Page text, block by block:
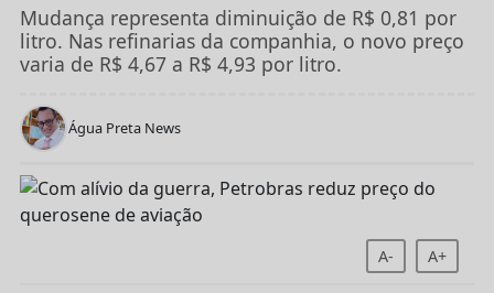
FECHAR
Mudança representa diminuição de R$ 0,81 por
litro. Nas refinarias da companhia, o novo preço
varia de R$ 4,67 a R$ 4,93 por litro.
Água Preta News
A- A+